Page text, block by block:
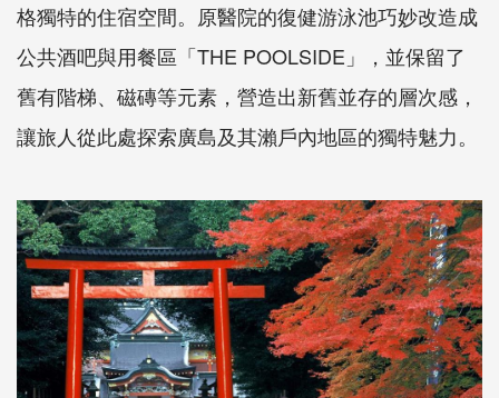
格獨特的住宿空間。原醫院的復健游泳池巧妙改造成
公共酒吧與用餐區「THE POOLSIDE」，並保留了
舊有階梯、磁磚等元素，營造出新舊並存的層次感，
讓旅人從此處探索廣島及其瀨戶內地區的獨特魅力。